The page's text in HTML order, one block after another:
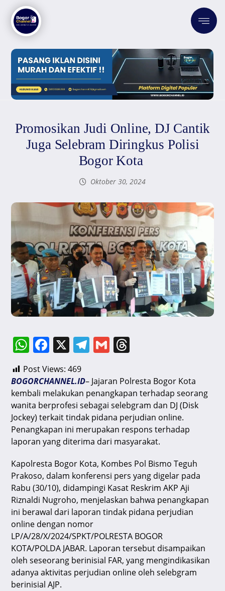
Promosikan Judi Online, DJ Cantik
Juga Selebram Diringkus Polisi
Bogor Kota
Oktober 30, 2024
W
h
at
s
A
p
p
F
c
e
b
o
o
k
X T
e
gr
a
m
G
ai
l
e
a
d
s
Post Views: 469
BOGORCHANNEL.ID– Jajaran Polresta Bogor Kota
kembali melakukan penangkapan terhadap seorang
wanita berprofesi sebagai selebgram dan DJ (Disk
Jockey) terkait tindak pidana perjudian online.
Penangkapan ini merupakan respons terhadap
laporan yang diterima dari masyarakat.
Kapolresta Bogor Kota, Kombes Pol Bismo Teguh
Prakoso, dalam konferensi pers yang digelar pada
Rabu (30/10), didampingi Kasat Reskrim AKP Aji
Riznaldi Nugroho, menjelaskan bahwa penangkapan
ini berawal dari laporan tindak pidana perjudian
online dengan nomor
LP/A/28/X/2024/SPKT/POLRESTA BOGOR
KOTA/POLDA JABAR. Laporan tersebut disampaikan
oleh seseorang berinisial FAR, yang mengindikasikan
adanya aktivitas perjudian online oleh selebgram
berinisial AJP.